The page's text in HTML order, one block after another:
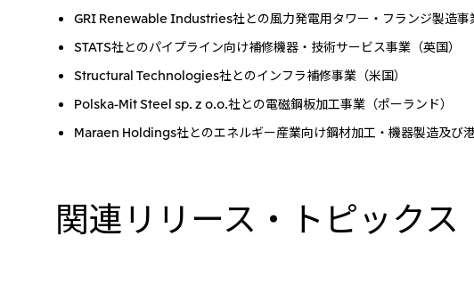
GRI Renewable Industries社との風力発電用タワー・フランジ製造事
STATS社とのパイプライン向け補修機器・技術サービス事業（英国）
Structural Technologies社とのインフラ補修事業（米国）
Polska-Mit Steel sp. z o.o.社との電磁鋼板加工事業（ポーランド）
Maraen Holdings社とのエネルギー産業向け鋼材加工・機器製造及び港
関連リリース・トピックス